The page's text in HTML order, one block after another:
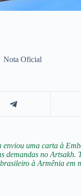
Nota Oficial
enviou uma carta à
demandas no
à Armênia em